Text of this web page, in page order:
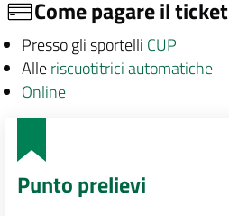
Come pagare il ticket
Presso gli sportelli CUP
Alleriscuotitrici automatiche
Online
Punto prelievi